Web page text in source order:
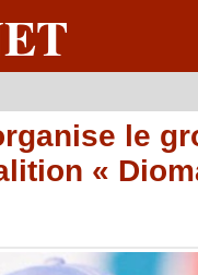
le
«